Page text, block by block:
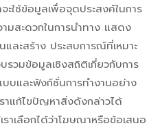
ะใช้ข้อมูลเพื่อจุดประสงค์ในการ
สะดวกในการนำทาง แสดง
ละสร้าง ประสบการณ์ที่เหมาะ
รวมข้อมูลเชิงสถิติเกี่ยวกับการ
บและฟังก์ชั่นการทำงานอย่าง
ราแก้ไขปัญหาสิ่งดังกล่าวได้
าเลือกได้ว่าโฆษณาหรือข้อเสนอ